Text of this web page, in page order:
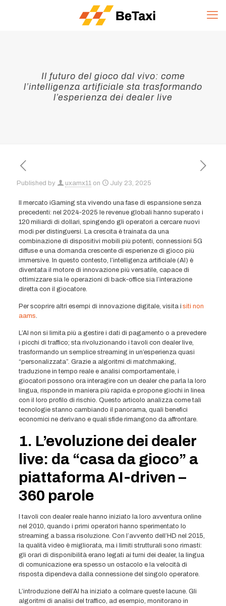
Il futuro del gioco dal vivo: come
l’intelligenza artificiale sta trasformando
l’esperienza dei dealer live
Published by uxamx11 on July 23, 2025
Il mercato iGaming sta vivendo una fase di espansione senza
precedenti: nel 2024‑2025 le revenue globali hanno superato i
120 miliardi di dollari, spingendo gli operatori a cercare nuovi
modi per distinguersi. La crescita è trainata da una
combinazione di dispositivi mobili più potenti, connessioni 5G
diffuse e una domanda crescente di esperienze di gioco più
immersive. In questo contesto, l’intelligenza artificiale (AI) è
diventata il motore di innovazione più versatile, capace di
ottimizzare sia le operazioni di back‑office sia l’interazione
diretta con il giocatore.
Per scoprire altri esempi di innovazione digitale, visita i siti non
aams.
L’AI non si limita più a gestire i dati di pagamento o a prevedere
i picchi di traffico; sta rivoluzionando i tavoli con dealer live,
trasformando un semplice streaming in un’esperienza quasi
“personalizzata”. Grazie a algoritmi di matchmaking,
traduzione in tempo reale e analisi comportamentale, i
giocatori possono ora interagire con un dealer che parla la loro
lingua, risponde in maniera più rapida e propone giochi in linea
con il loro profilo di rischio. Questo articolo analizza come tali
tecnologie stanno cambiando il panorama, quali benefici
economici ne derivano e quali sfide rimangono da affrontare.
1. L’evoluzione dei dealer
live: da “casa da gioco” a
piattaforma AI‑driven –
360 parole
I tavoli con dealer reale hanno iniziato la loro avventura online
nel 2010, quando i primi operatori hanno sperimentato lo
streaming a bassa risoluzione. Con l’avvento dell’HD nel 2015,
la qualità video è migliorata, ma i limiti strutturali sono rimasti:
gli orari di disponibilità erano legati ai turni dei dealer, la lingua
di comunicazione era spesso un ostacolo e la velocità di
risposta dipendeva dalla connessione del singolo operatore.
L’introduzione dell’AI ha iniziato a colmare queste lacune. Gli
algoritmi di analisi del traffico, ad esempio, monitorano in